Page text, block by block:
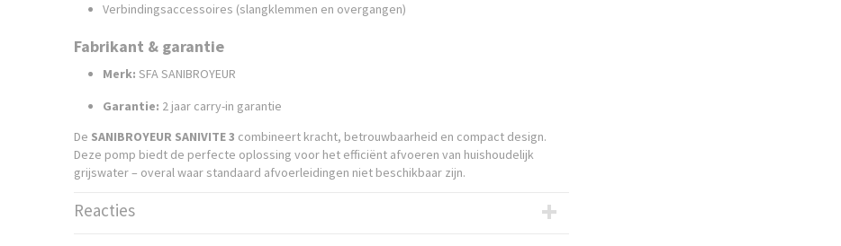
Verbindingsaccessoires (slangklemmen en overgangen)
Fabrikant & garantie
Merk: SFA SANIBROYEUR
Garantie: 2 jaar carry-in garantie
De SANIBROYEUR SANIVITE 3 combineert kracht, betrouwbaarheid en compact design.
Deze pomp biedt de perfecte oplossing voor het efficiënt afvoeren van huishoudelijk
grijswater – overal waar standaard afvoerleidingen niet beschikbaar zijn.
Reacties